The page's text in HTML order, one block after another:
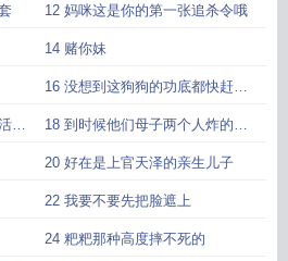
12 妈咪这是你的第一张追杀令哦
14 赌你妹
16 没想到这狗狗的功底都快赶上
她了
着 18 到时候他们母子两个人炸的连
渣都不剩
20 好在是上官天泽的亲生儿子
22 我要不要先把脸遮上
24 粑粑那种高度摔不死的